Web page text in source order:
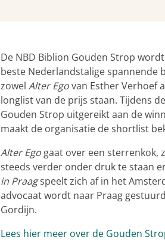
De NBD Biblion Gouden Strop
beste Nederlandstalige spannende
zowel Alter Egovan Esther Verhoef
longlist van de prijs staan. Tijdens
Gouden Strop uitgereikt aan de
maakt de organisatie de shortlist
Alter Ego gaat over een sterrenkok,
steeds verder onder druk te staan
in Praagspeelt zich af in het
advocaat wordt naar Praag
Gordijn.
Lees hier meer over de Gouden